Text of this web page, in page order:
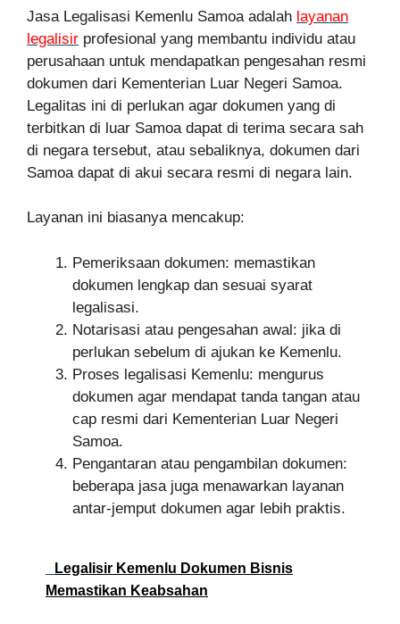
Jasa Legalisasi Kemenlu Samoa adalah layanan
legalisir profesional yang membantu individu atau
perusahaan untuk mendapatkan pengesahan resmi
dokumen dari Kementerian Luar Negeri Samoa.
Legalitas ini di perlukan agar dokumen yang di
terbitkan di luar Samoa dapat di terima secara sah
di negara tersebut, atau sebaliknya, dokumen dari
Samoa dapat di akui secara resmi di negara lain.
Layanan ini biasanya mencakup:
Pemeriksaan dokumen: memastikan
dokumen lengkap dan sesuai syarat
legalisasi.
Notarisasi atau pengesahan awal: jika di
perlukan sebelum di ajukan ke Kemenlu.
Proses legalisasi Kemenlu: mengurus
dokumen agar mendapat tanda tangan atau
cap resmi dari Kementerian Luar Negeri
Samoa.
Pengantaran atau pengambilan dokumen:
beberapa jasa juga menawarkan layanan
antar-jemput dokumen agar lebih praktis.
Legalisir Kemenlu Dokumen Bisnis
Memastikan Keabsahan